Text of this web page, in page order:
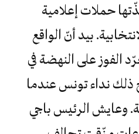
حملات إعلامية
بيد أنّ الواقع
الفوز على النهضة في
ذلك نداء تونس عندما
وعايش الرئيس باجي